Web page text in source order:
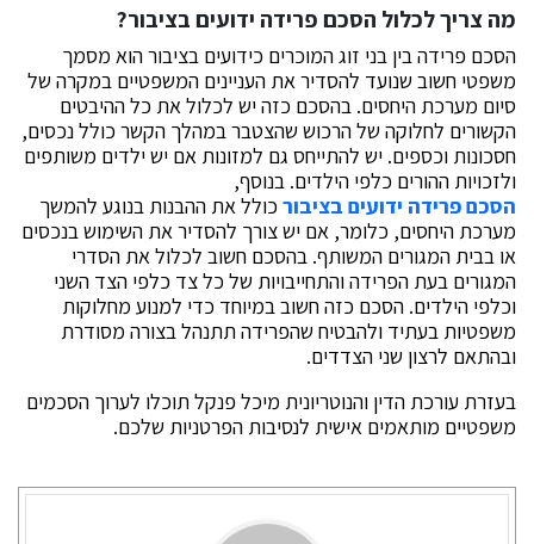
מה צריך לכלול הסכם פרידה ידועים בציבור?
הסכם פרידה בין בני זוג המוכרים כידועים בציבור הוא מסמך
משפטי חשוב שנועד להסדיר את העניינים המשפטיים במקרה של
סיום מערכת היחסים. בהסכם כזה יש לכלול את כל ההיבטים
הקשורים לחלוקה של הרכוש שהצטבר במהלך הקשר כולל נכסים,
חסכונות וכספים. יש להתייחס גם למזונות אם יש ילדים משותפים
ולזכויות ההורים כלפי הילדים. בנוסף,
הסכם פרידה ידועים בציבורכולל את ההבנות בנוגע להמשך
מערכת היחסים, כלומר, אם יש צורך להסדיר את השימוש בנכסים
או בבית המגורים המשותף. בהסכם חשוב לכלול את הסדרי
המגורים בעת הפרידה והתחייבויות של כל צד כלפי הצד השני
וכלפי הילדים. הסכם כזה חשוב במיוחד כדי למנוע מחלוקות
משפטיות בעתיד ולהבטיח שהפרידה תתנהל בצורה מסודרת
ובהתאם לרצון שני הצדדים.
בעזרת עורכת הדין והנוטריונית מיכל פנקל תוכלו לערוך הסכמים
משפטיים מותאמים אישית לנסיבות הפרטניות שלכם.